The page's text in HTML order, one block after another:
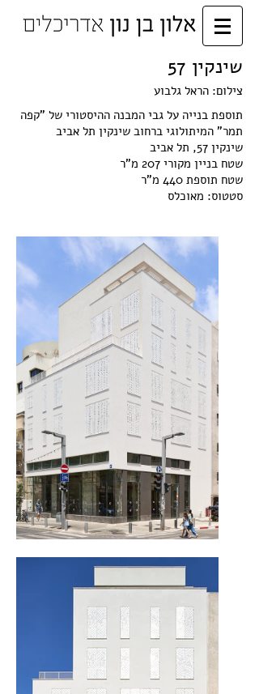
שינקין 57
צילום: הראל גלבוע
תוספת בנייה על גבי המבנה ההיסטורי של "קפה
תמר" המיתולוגי ברחוב שינקין תל אביב
שינקין 57, תל אביב
שטח בניין מקורי 207 מ"ר
שטח תוספת 440 מ"ר
סטטוס: מאוכלס